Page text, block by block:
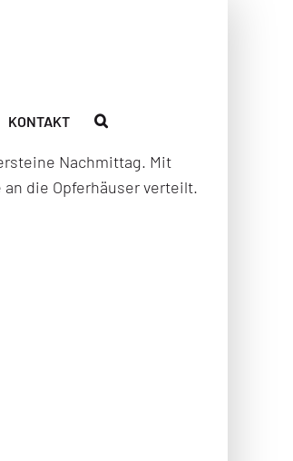
KONTAKT
Nachmittag. Mit
die Opferhäuser verteilt.